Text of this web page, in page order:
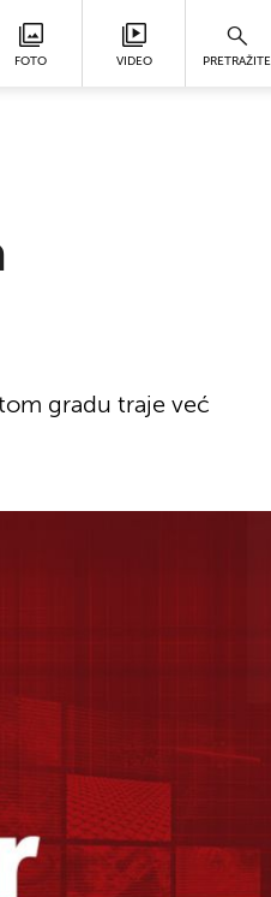
FOTO VIDEO PRETRAŽITE
gradu traje već